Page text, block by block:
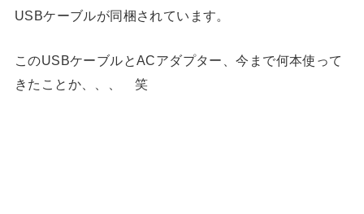
USBケーブルが同梱されています。
このUSBケーブルとACアダプター、今まで何本使って
きたことか、、、 笑